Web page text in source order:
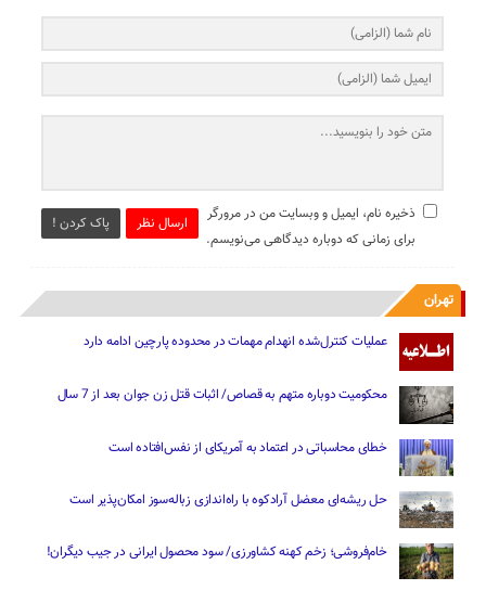
ارسال نظر پاک کردن !
ذخیره نام، ایمیل و وبسایت من در مرورگر
برای زمانی که دوباره دیدگاهی می‌نویسم.
تهران
عملیات کنترل‌شده انهدام مهمات در محدوده پارچین ادامه دارد
محکومیت دوباره متهم به قصاص/ اثبات قتل زن جوان بعد از 7 سال
خطای محاسباتی در اعتماد به آمریکای از نفس‌افتاده است
حل ریشه‌ای معضل آرادکوه با راه‌اندازی زباله‌سوز امکان‌پذیر است
خام‌فروشی؛ زخم کهنه کشاورزی/ سود محصول ایرانی در جیب دیگران!